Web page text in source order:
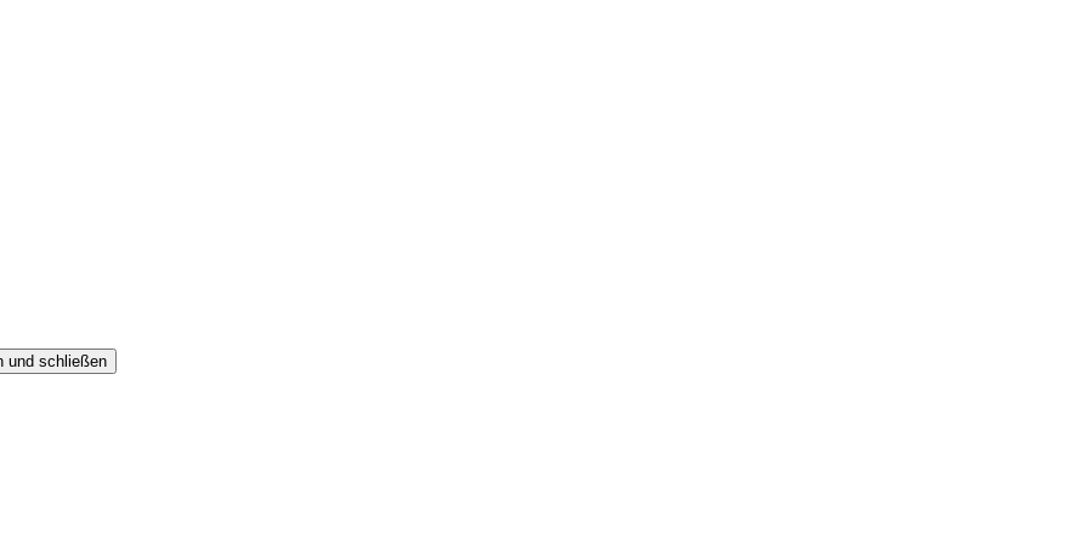
und schließen